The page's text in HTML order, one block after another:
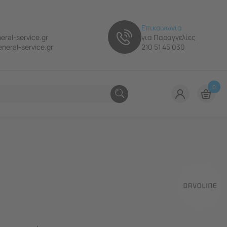
service.gr
service.gr
Επικοινωνία
για Παραγγελίες
210 51 45 030
0